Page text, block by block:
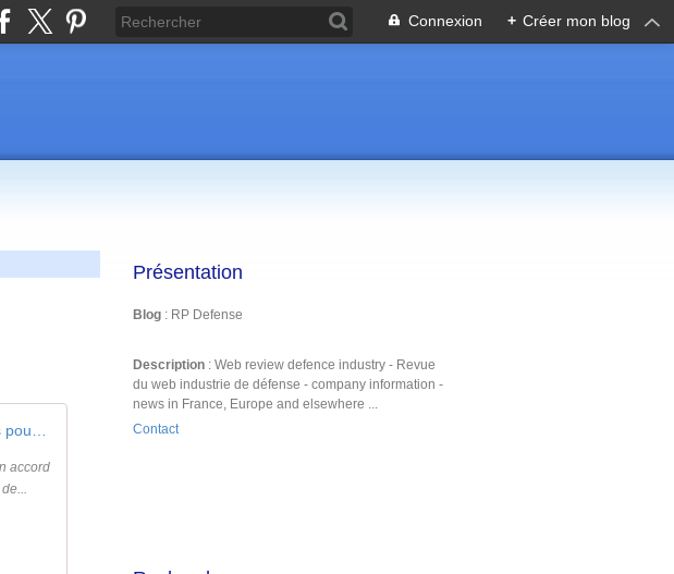
Connexion + Créer mon blog
accord
Présentation
Blog : RP Defense
Description : Web review defence industry - Revue
du web industrie de défense - company information -
news in France, Europe and elsewhere ...
Contact